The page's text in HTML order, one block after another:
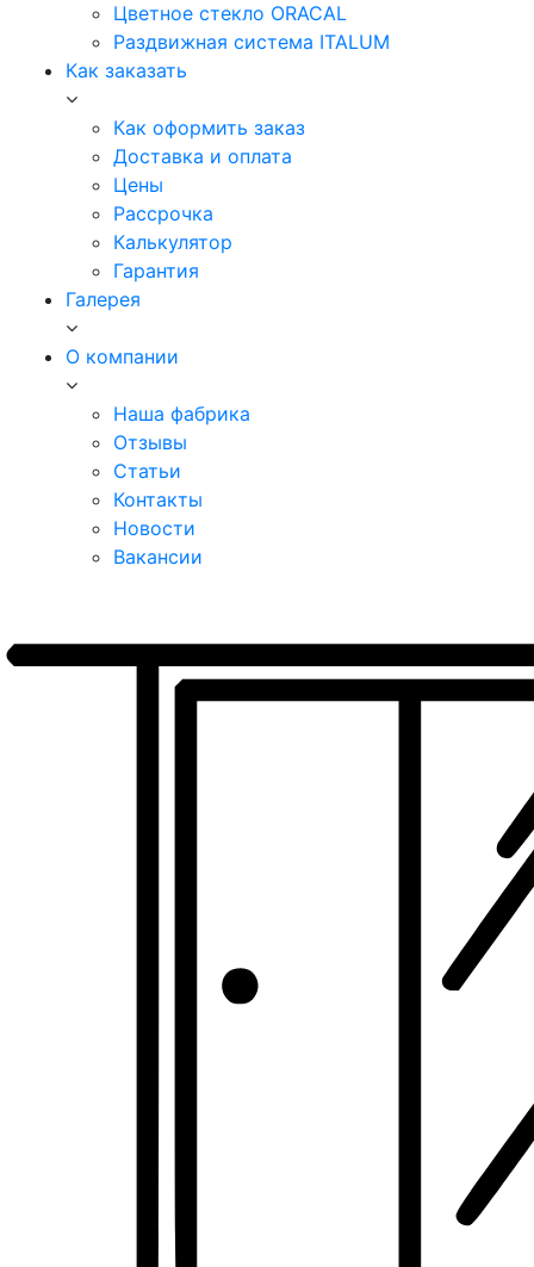
Цветное стекло ORACAL
Раздвижная система ITALUM
Как заказать
Как оформить заказ
Доставка и оплата
Цены
Рассрочка
Калькулятор
Гарантия
Галерея
О компании
Наша фабрика
Отзывы
Статьи
Контакты
Новости
Вакансии